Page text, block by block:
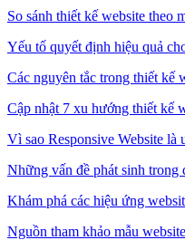
So sánh thiết kế website theo
Yếu tố quyết định hiệu quả
Các nguyên tắc trong thiết kế
Cập nhật 7 xu hướng thiết kế
Vì sao Responsive Website là
Những vấn đề phát sinh trong
Khám phá các hiệu ứng
Nguồn tham khảo mẫu